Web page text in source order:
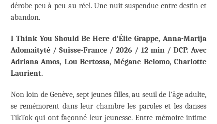
dérobe peu à peu au réel. Une nuit suspendue entre destin et
abandon.
I Think You Should Be Here d’Élie Grappe, Anna-Marija
Adomaitytė / Suisse-France / 2026 / 12 min / DCP. Avec
Adriana Amos, Lou Bertossa, Mégane Belomo, Charlotte
Laurient.
Non loin de Genève, sept jeunes filles, au seuil de l’âge adulte,
se remémorent dans leur chambre les paroles et les danses
TikTok qui ont façonné leur jeunesse. Entre mémoire intime